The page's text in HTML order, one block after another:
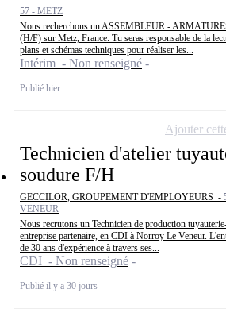
57 - METZ
Nous recherchons un ASSEMBLEUR -
(H/F) sur Metz, France. Tu seras responsable de la
plans et schémas techniques pour réaliser les...
Intérim - Non renseigné
Publié hier
Technicien d'atelier
soudure F/H
GECCILOR, GROUPEMENT D'EMPLOYEURS -
VENEUR
Nous recrutons un Technicien de production
entreprise partenaire, en CDI à Norroy Le Veneur.
de 30 ans d'expérience à travers ses...
CDI - Non renseigné
Publié il y a 30 jours
Ajouter